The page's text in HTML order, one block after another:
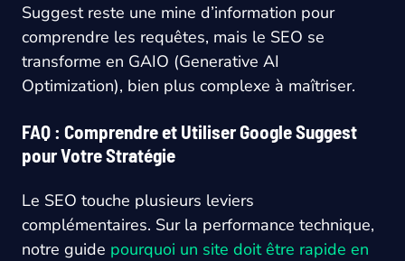
Suggest reste une mine d’information pour
comprendre les requêtes, mais le SEO se
transforme en GAIO (Generative AI
Optimization), bien plus complexe à maîtriser.
FAQ : Comprendre et Utiliser Google Suggest
pour Votre Stratégie
Le SEO touche plusieurs leviers
complémentaires. Sur la performance technique,
notre guide pourquoi un site doit être rapide en